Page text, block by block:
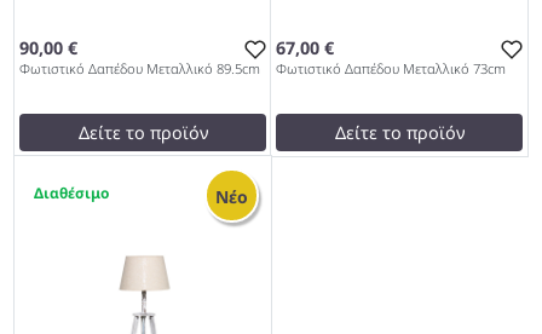
90,00 €
Φωτιστικό Δαπέδου Μεταλλικό 89.5cm
Δείτε το προϊόν
Φωτιστικό Δαπέδου
Μεταλλικό 89.5cm 967
67,00 €
Φωτιστικό Δαπέδου Μεταλλικό 73cm
Δείτε το προϊόν
testFalse
Νέο